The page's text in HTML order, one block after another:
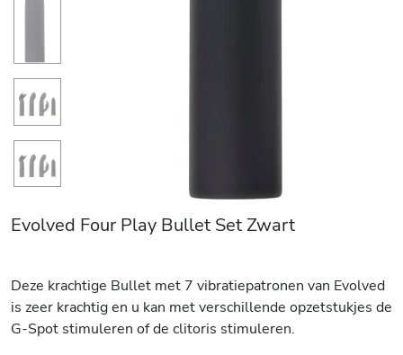
Evolved Four Play Bullet Set Zwart
Deze krachtige Bullet met 7 vibratiepatronen van Evolved
is zeer krachtig en u kan met verschillende opzetstukjes de
G-Spot stimuleren of de clitoris stimuleren.